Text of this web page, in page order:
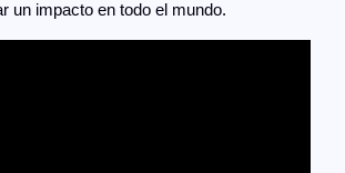
un impacto en todo el mundo.